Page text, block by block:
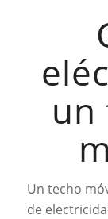
un
Un techo
de